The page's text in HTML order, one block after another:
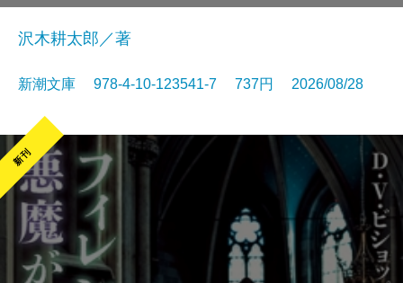
沢木耕太郎／著
新潮文庫 978-4-10-123541-7 737円 2026/08/28
新刊